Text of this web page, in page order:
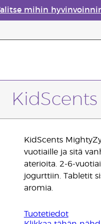
mihin
KidScents
vuotiaille ja sitä
aterioita. 2-6-
jogurttiin. Tabletit
aromia.
Tuotetiedot